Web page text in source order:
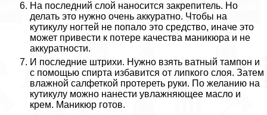
На последний слой наносится закрепитель. Но
делать это нужно очень аккуратно. Чтобы на
кутикулу ногтей не попало это средство, иначе это
может привести к потере качества маникюра и не
аккуратности.
И последние штрихи. Нужно взять ватный тампон и
с помощью спирта избавится от липкого слоя. Затем
влажной салфеткой протереть руки. По желанию на
кутикулу можно нанести увлажняющее масло и
крем. Маникюр готов.